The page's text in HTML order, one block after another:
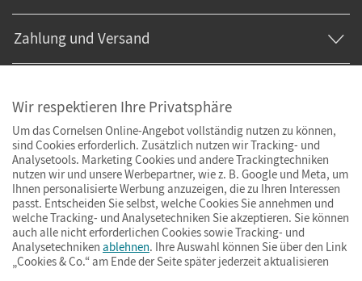
Zahlung und Versand
ImpressumAGBDatenschutzBarrierefreiheitCookies & Co.
Wir respektieren Ihre Privatsphäre
Um das Cornelsen Online-Angebot vollständig nutzen zu können,
sind Cookies erforderlich. Zusätzlich nutzen wir Tracking- und
Analysetools. Marketing Cookies und andere Trackingtechniken
nutzen wir und unsere Werbepartner, wie z. B. Google und Meta, um
Ihnen personalisierte Werbung anzuzeigen, die zu Ihren Interessen
passt. Entscheiden Sie selbst, welche Cookies Sie annehmen und
welche Tracking- und Analysetechniken Sie akzeptieren. Sie können
auch alle nicht erforderlichen Cookies sowie Tracking- und
Analysetechniken ablehnen. Ihre Auswahl können Sie über den Link
„Cookies & Co.“ am Ende der Seite später jederzeit aktualisieren